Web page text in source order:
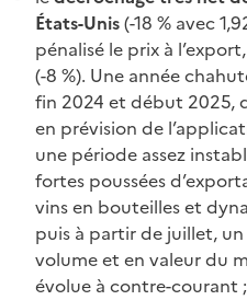
États-Unis(-18 % avec
pénalisé le prix à
(-8 %). Une année
fin 2024 et début 2025,
en prévision de
une période assez
fortes poussées
vins en bouteilles et
puis à partir de juillet,
volume et en valeur du
évolue à contre-courant ;